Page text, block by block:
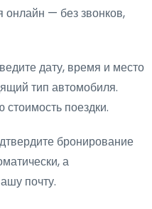
онлайн — без звонков,
дату, время и место
тип автомобиля.
поездки.
бронирование
а
почту.